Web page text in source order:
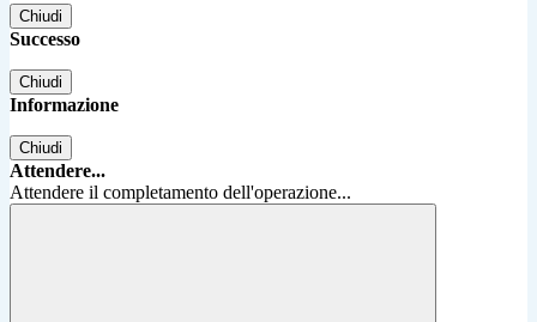
Chiudi
Successo
Chiudi
Informazione
Chiudi
Attendere...
Attendere il completamento dell'operazione...